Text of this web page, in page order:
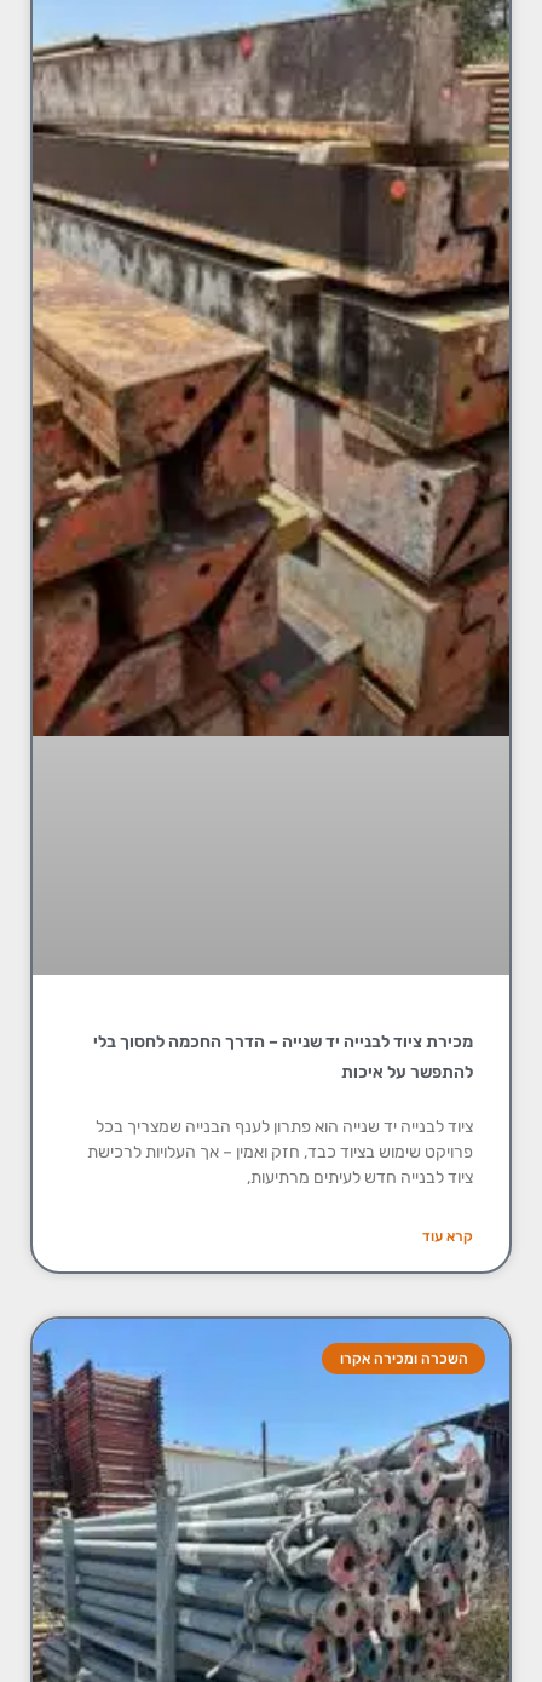
מכירת ציוד לבנייה יד שנייה – הדרך החכמה לחסוך בלי
להתפשר על איכות
ציוד לבנייה יד שנייה הוא פתרון לענף הבנייה שמצריך בכל
פרויקט שימוש בציוד כבד, חזק ואמין – אך העלויות לרכישת
ציוד לבנייה חדש לעיתים מרתיעות,
קרא עוד
השכרה ומכירה אקרו